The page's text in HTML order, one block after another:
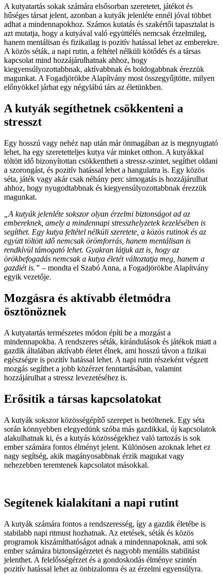
A kutyatartás sokak számára elsősorban szeretetet, játékot és
hűséges társat jelent, azonban a kutyák jelenléte ennél jóval többet
adhat a mindennapokhoz. Számos kutatás és szakértői tapasztalat is
azt mutatja, hogy a kutyával való együttélés nemcsak érzelmileg,
hanem mentálisan és fizikailag is pozitív hatással lehet az emberekre.
A közös séták, a napi rutin, a feltétel nélküli kötődés és a társas
kapcsolat mind hozzájárulhatnak ahhoz, hogy
kiegyensúlyozottabbnak, aktívabbnak és boldogabbnak érezzük
magunkat. A Fogadjörökbe Alapítvány most összegyűjtötte, milyen
előnyökkel járhat egy négylábú társ az életünkben.
A kutyák segíthetnek csökkenteni a
stresszt
Egy hosszú vagy nehéz nap után már önmagában az is megnyugtató
lehet, ha egy szeretetteljes kutya vár minket otthon. A kutyákkal
töltött idő bizonyítottan csökkentheti a stressz-szintet, segíthet oldani
a szorongást, és pozitív hatással lehet a hangulatra is. Egy közös
séta, játék vagy akár csak néhány perc simogatás is hozzájárulhat
ahhoz, hogy nyugodtabbnak és kiegyensúlyozottabbnak érezzük
magunkat.
„A kutyák jelenléte sokszor olyan érzelmi biztonságot ad az
embereknek, amely a mindennapi stresszhelyzetek kezelésében is
segíthet. Egy kutya feltétel nélküli szeretete, a közös rutinok és az
együtt töltött idő nemcsak örömforrás, hanem mentálisan is
rendkívül támogató lehet. Gyakran látjuk azt is, hogy az
örökbefogadás nemcsak a kutya életét változtatja meg, hanem a
gazdiét is.” – mondta el Szabó Anna, a Fogadjörökbe Alapítvány
egyik vezetője.
Mozgásra és aktívabb életmódra
ösztönöznek
A kutyatartás természetes módon építi be a mozgást a
mindennapokba. A rendszeres séták, kirándulások és játékok miatt a
gazdik általában aktívabb életet élnek, ami hosszú távon a fizikai
egészségre is pozitív hatással lehet. A napi rutin részeként végzett
mozgás segíthet a jobb közérzet fenntartásában, valamint
hozzájárulhat a stressz levezetéséhez is.
Erősítik a társas kapcsolatokat
A kutyák sokszor közösségépítő szerepet is betöltenek. Egy séta
során könnyebben elegyedünk szóba más gazdikkal, új kapcsolatok
alakulhatnak ki, és a kutyás közösségekhez való tartozás is sok
ember számára fontos élményt jelent. Különösen azoknak lehet ez
nagy segítség, akik magányosabbnak érzik magukat vagy
nehezebben teremtenek kapcsolatot másokkal.
Segítenek kialakítani a napi rutint
A kutyák számára fontos a rendszeresség, így a gazdik életébe is
stabilabb napi ritmust hozhatnak. Az etetések, séták és közös
programok kiszámíthatóságot adnak a mindennapoknak, ami sok
ember számára biztonságérzetet és nagyobb mentális stabilitást
jelenthet. A felelősségérzet és a gondoskodás élménye szintén
pozitív hatással lehet az önbizalomra és az érzelmi egyensúlyra.